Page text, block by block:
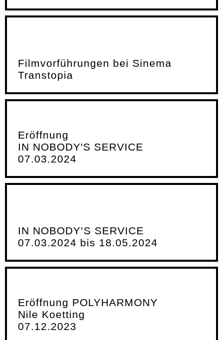
Filmvorführungen bei Sinema
Transtopia
Eröffnung
IN NOBODY'S SERVICE
07.03.2024
IN NOBODY’S SERVICE
07.03.2024 bis 18.05.2024
Eröffnung POLYHARMONY
Nile Koetting
07.12.2023